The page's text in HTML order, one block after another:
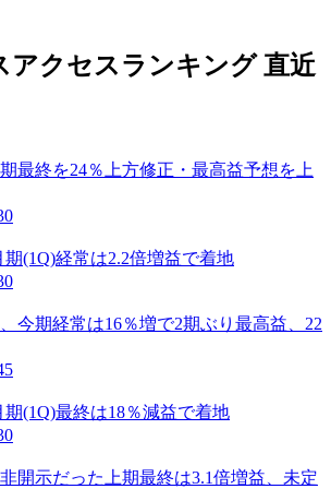
アクセスランキング 直近
期最終を24％上方修正・最高益予想を上
期(1Q)経常は2.2倍増益で着地
今期経常は16％増で2期ぶり最高益、22
期(1Q)最終は18％減益で着地
開示だった上期最終は3.1倍増益、未定